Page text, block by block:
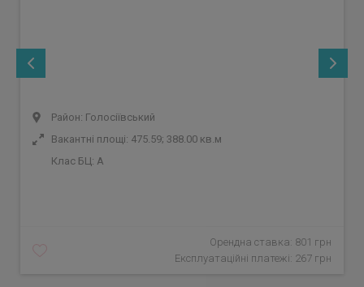
Район: Голосіївський
Вакантні площі: 475.59; 388.00 кв.м
Клас БЦ: A
Орендна ставка: 801 грн
Експлуатаційні платежі: 267 грн